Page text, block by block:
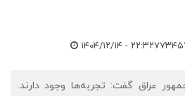
۱۴۰۴/۱۲/۱۴ - ۲۲:۳۲
عراق گفت: تجربه‌ها وجود دارند.